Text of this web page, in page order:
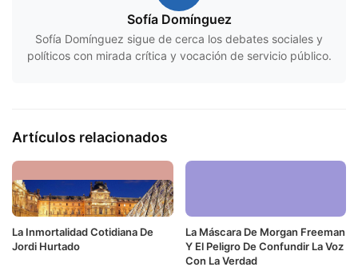
Sofía Domínguez
Sofía Domínguez sigue de cerca los debates sociales y
políticos con mirada crítica y vocación de servicio público.
Artículos relacionados
La Inmortalidad Cotidiana De
Jordi Hurtado
La Máscara De Morgan Freeman
Y El Peligro De Confundir La Voz
Con La Verdad